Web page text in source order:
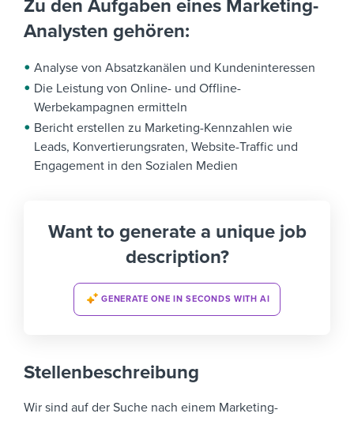
Zu den Aufgaben eines Marketing-
Analysten gehören:
Analyse von Absatzkanälen und Kundeninteressen
Die Leistung von Online- und Offline-
Werbekampagnen ermitteln
Bericht erstellen zu Marketing-Kennzahlen wie
Leads, Konvertierungsraten, Website-Traffic und
Engagement in den Sozialen Medien
Want to generate a unique job
description?
GENERATE ONE IN SECONDS WITH AI
Stellenbeschreibung
Wir sind auf der Suche nach einem Marketing-